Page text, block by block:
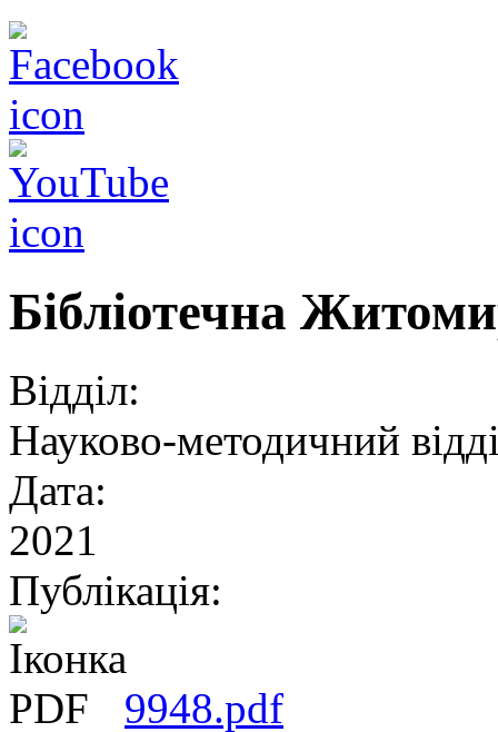
Бібліотечна
Відділ:
Науково-методичний
Дата:
2021
Публікація:
9948.pdf